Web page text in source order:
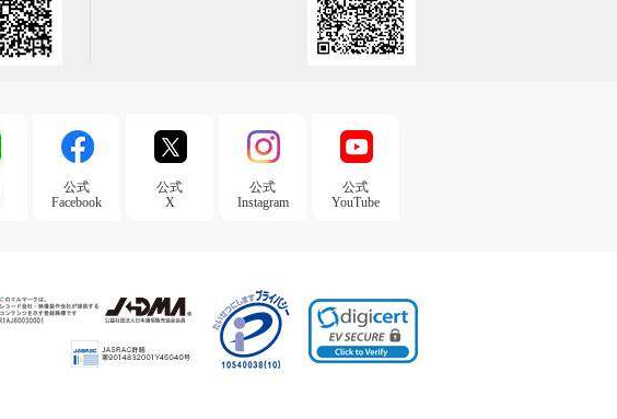
公式
Facebook
公式
X
公式
Instagram
公式
YouTube